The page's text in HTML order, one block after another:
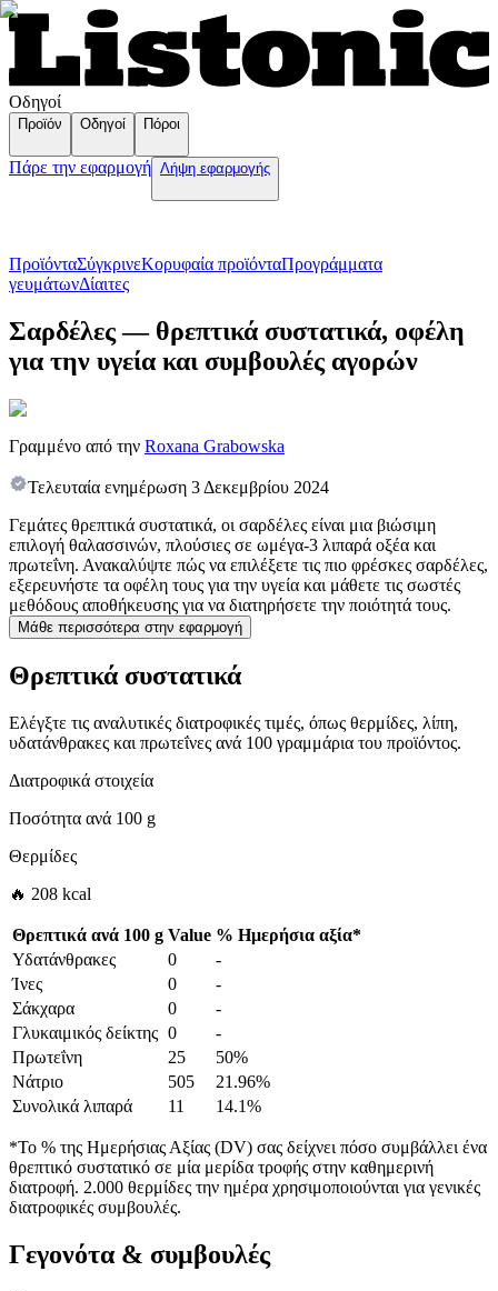
Οδηγοί
Προϊόν Οδηγοί Πόροι
Πάρε την εφαρμογή Λήψη εφαρμογής
ΠροϊόνταΣύγκρινεΚορυφαία προϊόνταПρογράμματα
γευμάτωνΔίαιτες
Σαρδέλες — θρεπτικά συστατικά, οφέλη
για την υγεία και συμβουλές αγορών
Γραμμένο από την Roxana Grabowska
Τελευταία ενημέρωση 3 Δεκεμβρίου 2024
Γεμάτες θρεπτικά συστατικά, οι σαρδέλες είναι μια βιώσιμη
επιλογή θαλασσινών, πλούσιες σε ωμέγα-3 λιπαρά οξέα και
πρωτεΐνη. Ανακαλύψτε πώς να επιλέξετε τις πιο φρέσκες σαρδέλες,
εξερευνήστε τα οφέλη τους για την υγεία και μάθετε τις σωστές
μεθόδους αποθήκευσης για να διατηρήσετε την ποιότητά τους.
Μάθε περισσότερα στην εφαρμογή
Θρεπτικά συστατικά
Ελέγξτε τις αναλυτικές διατροφικές τιμές, όπως θερμίδες, λίπη,
υδατάνθρακες και πρωτεΐνες ανά 100 γραμμάρια του προϊόντος.
Διατροφικά στοιχεία
Ποσότητα ανά 100 g
Θερμίδες
🔥 208 kcal
Θρεπτικά ανά 100 g Value % Ημερήσια αξία*
Υδατάνθρακες
0
-
Ίνες
0
-
Σάκχαρα
0
-
Γλυκαιμικός δείκτης 0
-
Πρωτεΐνη
25
50%
Νάτριο
505
21.96%
Συνολικά λιπαρά
11 14.1%
*Το % της Ημερήσιας Αξίας (DV) σας δείχνει πόσο συμβάλλει ένα
θρεπτικό συστατικό σε μία μερίδα τροφής στην καθημερινή
διατροφή. 2.000 θερμίδες την ημέρα χρησιμοποιούνται για γενικές
διατροφικές συμβουλές.
Γεγονότα & συμβουλές